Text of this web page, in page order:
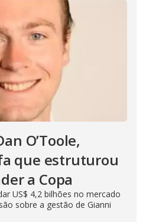
O’Toole,
que estruturou
a Copa
US$ 4,2 bilhões no mercado
sobre a gestão de Gianni